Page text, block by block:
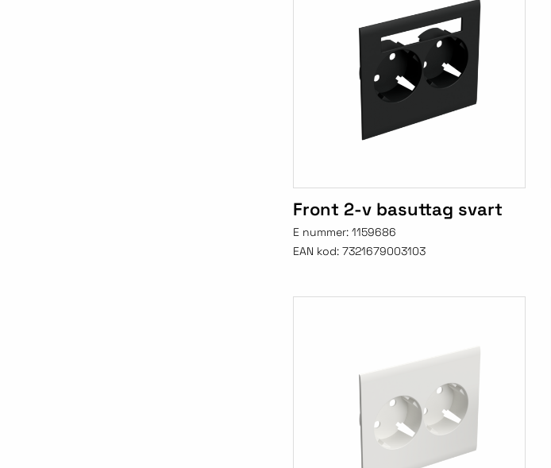
Front 2-v basuttag svart
E nummer: 1159686
EAN kod: 7321679003103